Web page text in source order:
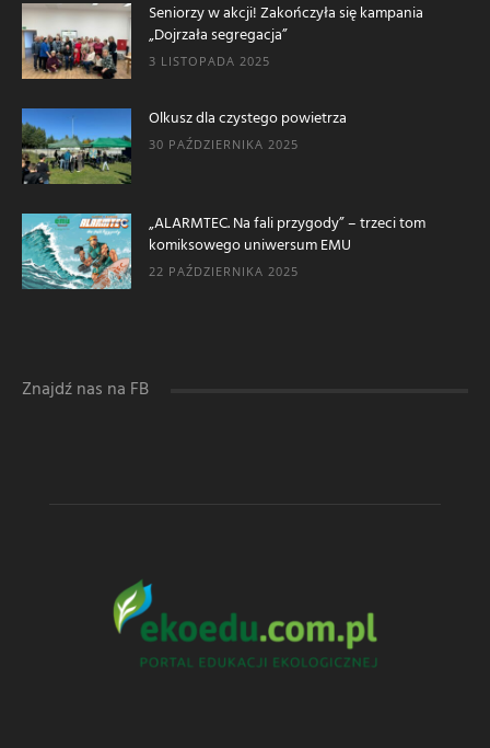
Seniorzy w akcji! Zakończyła się kampania
„Dojrzała segregacja”
3 LISTOPADA 2025
Olkusz dla czystego powietrza
30 PAŹDZIERNIKA 2025
„ALARMTEC. Na fali przygody” – trzeci tom
komiksowego uniwersum EMU
22 PAŹDZIERNIKA 2025
Znajdź nas na FB